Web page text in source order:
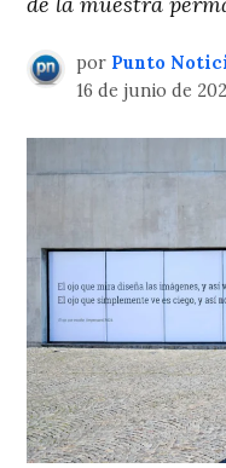
por Punto
16 de junio de